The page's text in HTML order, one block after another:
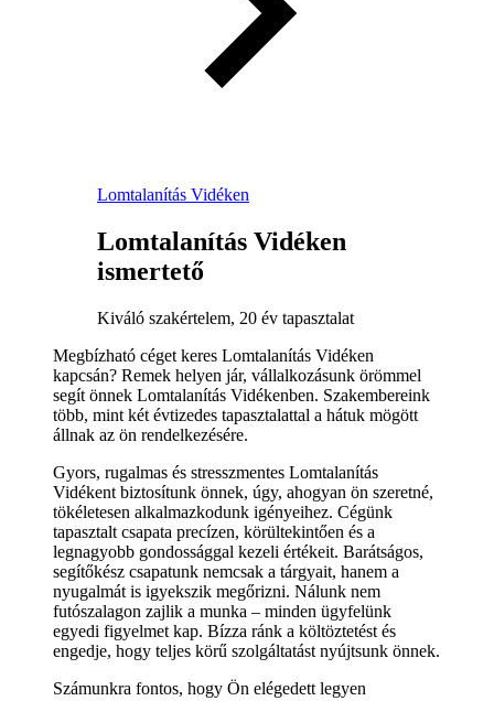
Lomtalanítás Vidéken
Lomtalanítás Vidéken
ismertető
Kiváló szakértelem, 20 év tapasztalat
Megbízható céget keres Lomtalanítás Vidéken
kapcsán? Remek helyen jár, vállalkozásunk örömmel
segít önnek Lomtalanítás Vidékenben. Szakembereink
több, mint két évtizedes tapasztalattal a hátuk mögött
állnak az ön rendelkezésére.
Gyors, rugalmas és stresszmentes Lomtalanítás
Vidékent biztosítunk önnek, úgy, ahogyan ön szeretné,
tökéletesen alkalmazkodunk igényeihez. Cégünk
tapasztalt csapata precízen, körültekintően és a
legnagyobb gondossággal kezeli értékeit. Barátságos,
segítőkész csapatunk nemcsak a tárgyait, hanem a
nyugalmát is igyekszik megőrizni. Nálunk nem
futószalagon zajlik a munka – minden ügyfelünk
egyedi figyelmet kap. Bízza ránk a költöztetést és
engedje, hogy teljes körű szolgáltatást nyújtsunk önnek.
Számunkra fontos, hogy Ön elégedett legyen